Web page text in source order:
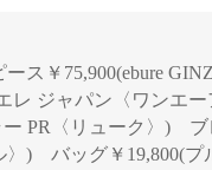
ース￥75,900(ebure
レ ジャパン〈ワンエ
ー PR〈リューク〉)
〉) バッグ￥19,800(